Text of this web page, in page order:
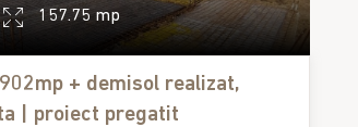
157.75 mp
+ demisol realizat,
| proiect pregatit